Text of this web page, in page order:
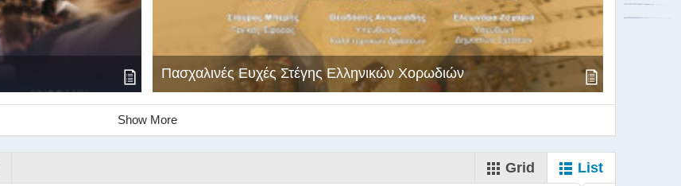
Πασχαλινές Ευχές Στέγης Ελληνικών Χορωδιών
Show More
Grid List